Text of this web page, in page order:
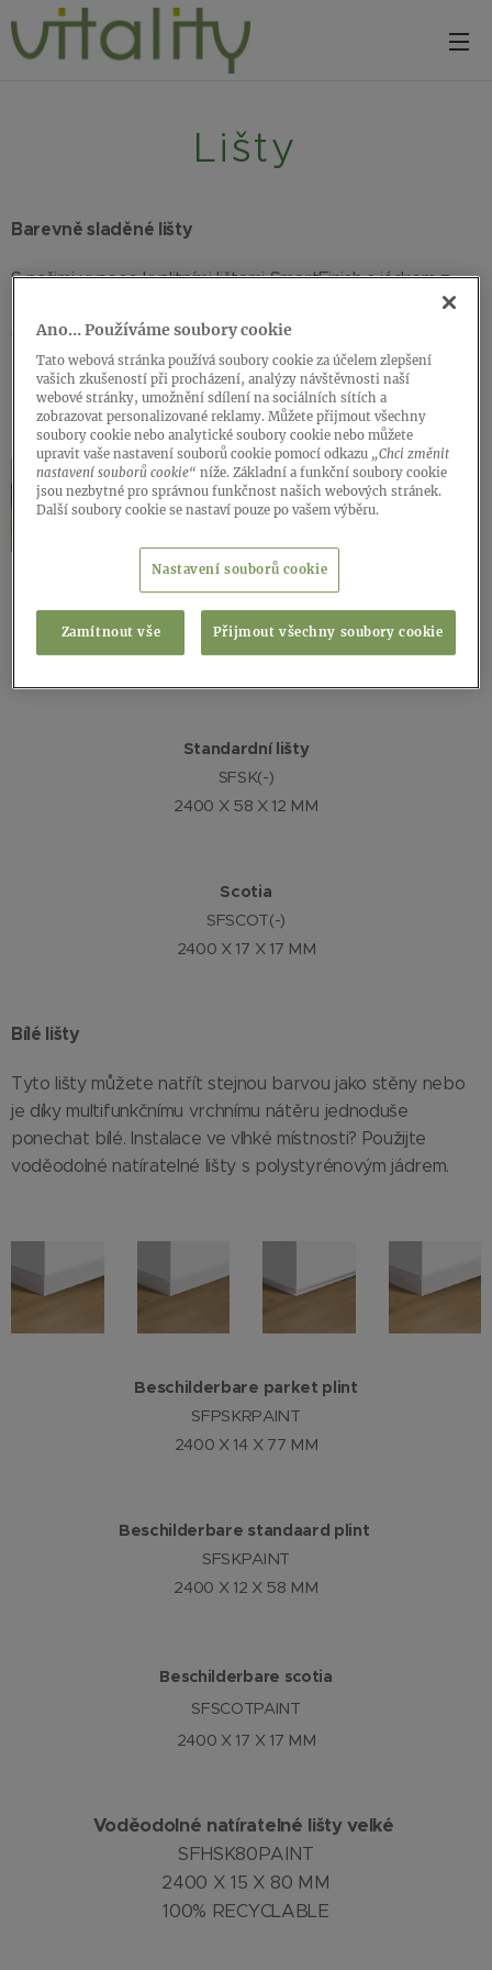
Lišty
Barevně sladěné lišty
S našimi vysoce kvalitními lištami SmartFinish s jádrem z
MDF si můžete vybrat barevně sladěnou povrchovou
úpravu. K dostání v odpovídajících designech pro všechny
podlahy Vitality.
SFPSK(-)
Standardní lišty
SFSK(-)
2400 X 58 X 12 MM
Scotia
SFSCOT(-)
2400 X 17 X 17 MM
Bílé lišty
Tyto lišty můžete natřít stejnou barvou jako stěny nebo
je díky multifunkčnímu vrchnímu nátěru jednoduše
ponechat bílé. Instalace ve vlhké místnosti? Použijte
voděodolné natíratelné lišty s polystyrénovým jádrem.
Beschilderbare parket plint
SFPSKRPAINT
2400 X 14 X 77 MM
Beschilderbare standaard plint
SFSKPAINT
2400 X 12 X 58 MM
Beschilderbare scotia
SFSCOTPAINT
2400 X 17 X 17 MM
Voděodolné natíratelné lišty velké
SFHSK80PAINT
2400 X 15 X 80 MM
100% RECYCLABLE
Ano… Používáme soubory cookie
Tato webová stránka používá soubory cookie za účelem zlepšení
vašich zkušeností při procházení, analýzy návštěvnosti naší
webové stránky, umožnění sdílení na sociálních sítích a
zobrazovat personalizované reklamy. Můžete přijmout všechny
soubory cookie nebo analytické soubory cookie nebo můžete
upravit vaše nastavení souborů cookie pomocí odkazu „Chci změnit
nastavení souborů cookie“ níže. Základní a funkční soubory cookie
jsou nezbytné pro správnou funkčnost našich webových stránek.
Další soubory cookie se nastaví pouze po vašem výběru.
Nastavení souborů cookie
Zamítnout vše Přijmout všechny soubory cookie